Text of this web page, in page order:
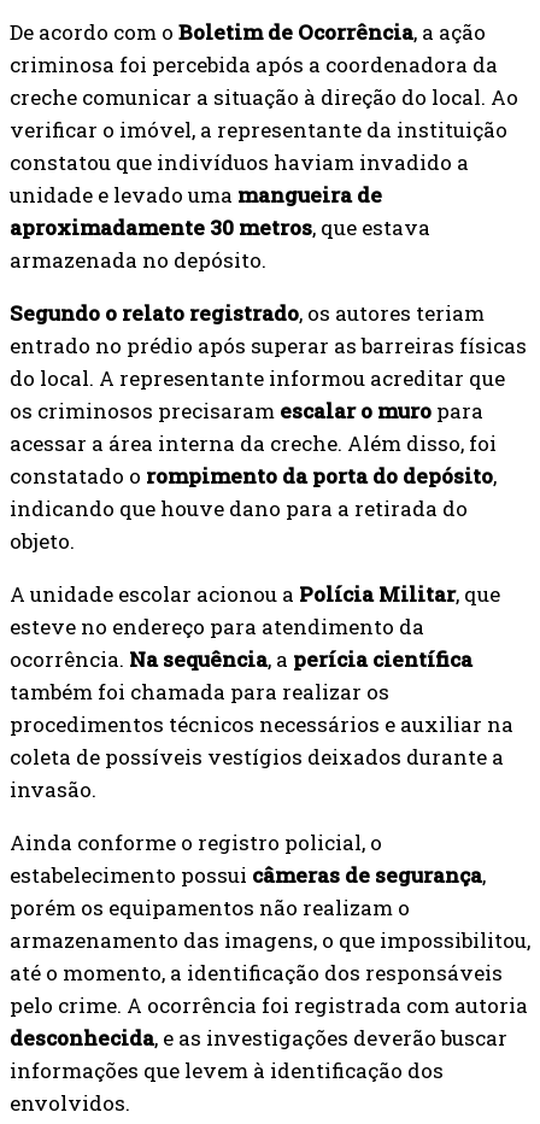
De acordo com o Boletim de Ocorrência, a ação
criminosa foi percebida após a coordenadora da
creche comunicar a situação à direção do local. Ao
verificar o imóvel, a representante da instituição
constatou que indivíduos haviam invadido a
unidade e levado uma mangueira de
aproximadamente 30 metros, que estava
armazenada no depósito.
Segundo o relato registrado, os autores teriam
entrado no prédio após superar as barreiras físicas
do local. A representante informou acreditar que
os criminosos precisaram escalar o muro para
acessar a área interna da creche. Além disso, foi
constatado o rompimento da porta do depósito,
indicando que houve dano para a retirada do
objeto.
A unidade escolar acionou a Polícia Militar, que
esteve no endereço para atendimento da
ocorrência. Na sequência, a perícia científica
também foi chamada para realizar os
procedimentos técnicos necessários e auxiliar na
coleta de possíveis vestígios deixados durante a
invasão.
Ainda conforme o registro policial, o
estabelecimento possui câmeras de segurança,
porém os equipamentos não realizam o
armazenamento das imagens, o que impossibilitou,
até o momento, a identificação dos responsáveis
pelo crime. A ocorrência foi registrada com autoria
desconhecida, e as investigações deverão buscar
informações que levem à identificação dos
envolvidos.